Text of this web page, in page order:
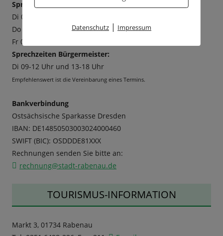
Sprechzeiten:
Di 09-12 Uhr und 13-18 Uhr
Do 09-12 Uhr und 13-16 Uhr
Fr 09-12 Uhr
Sprechzeiten Bürgermeister:
Di 09-12 Uhr und 13-18 Uhr
Empfehlenswert ist die Vereinbarung eines Termins.
Bankverbindung
Ostsächsische Sparkasse Dresden
IBAN: DE14850503003024000460
SWIFT (BIC): OSDDDE81XXX
Rechnungen senden Sie bitte an:
rechnung@stadt-rabenau.de
TOURISMUS-INFORMATION
Markt 3, 01734 Rabenau
Datenschutz| Impressum